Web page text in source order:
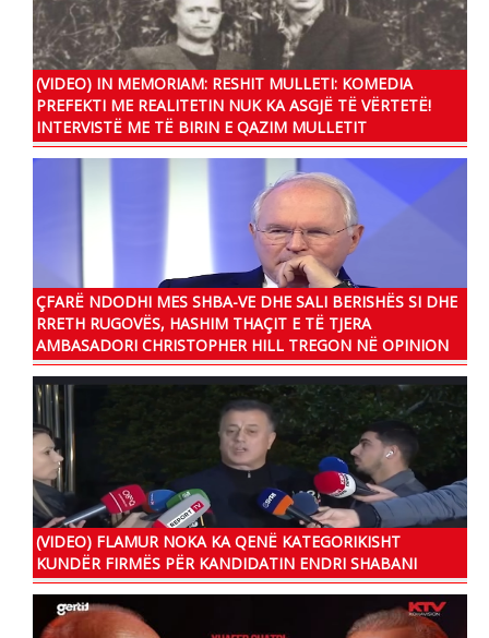
(VIDEO) IN MEMORIAM: RESHIT MULLETI: KOMEDIA
PREFEKTI ME REALITETIN NUK KA ASGJË TË VËRTETË!
INTERVISTË ME TË BIRIN E QAZIM MULLETIT
ÇFARË NDODHI MES SHBA-VE DHE SALI BERISHËS SI DHE
RRETH RUGOVËS, HASHIM THAÇIT E TË TJERA
AMBASADORI CHRISTOPHER HILL TREGON NË OPINION
(VIDEO) FLAMUR NOKA KA QENË KATEGORIKISHT
KUNDËR FIRMËS PËR KANDIDATIN ENDRI SHABANI